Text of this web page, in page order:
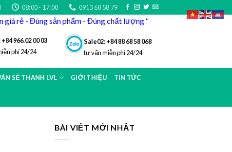
08:00 - 17:00 0913 68 58 79
giá rẻ - Đúng sản phẩm - Đúng chất lượng “
+84966.02 00 03
phí 24/24
Sale02: +84 88 68 58 068
tư vấn miễn phí 24/24
SẺ THANH LVL GIỚI THIỆU TIN TỨC
BÀI VIẾT MỚI NHẤT